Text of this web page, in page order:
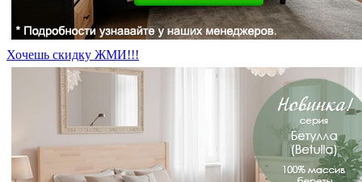
Хочешь скидку ЖМИ!!!